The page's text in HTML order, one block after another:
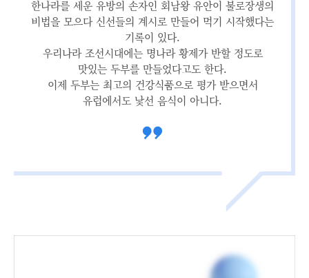
한나라를 세운 유방의 손자인 회남왕 유안이 불로장생의
비법을 모으다 신선들의 계시로 만들어 먹기 시작했다는
기록이 있다.
우리나라 조선시대에는 명나라 황제가 반할 정도로
맛있는 두부를 만들었다고도 한다.
이제 두부는 최고의 건강식품으로 평가 받으면서
유럽에서도 낯선 음식이 아니다.